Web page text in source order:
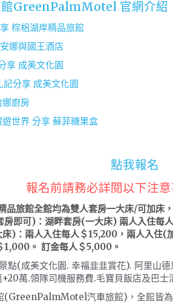
館GreenPalmMotel 官網介紹
棕梠湖岸精品旅館
娜與國王酒店
享 成美文化園
分享 成美文化園
娜廚房
世界 分享 蘇菲糖果盒
點我報名
報名前請務必詳閱以下注意
品旅館全館均為雙人套房一大床/可加床
即可)： 湖畔套房(一大床) 兩人入住每
)：兩人入住每人＄15,200，兩人入住
1,000。 訂金每人＄5,000。
點(成美文化園. 幸福韭韭賞花). 阿里山
萬.領隊司機服務費.毛寶貝飯店及巴士
(GreenPalmMotel汽車旅館)，全館皆